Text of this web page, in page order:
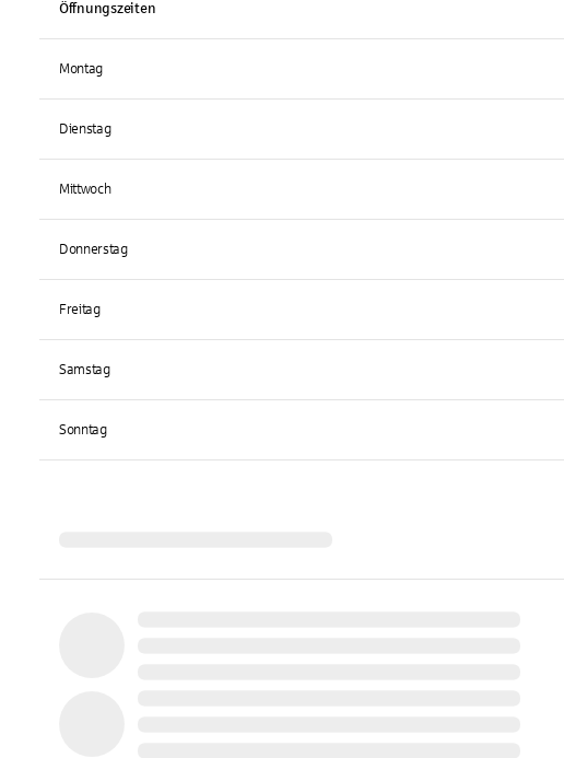
Öffnungszeiten
Montag
Dienstag
Mittwoch
Donnerstag
Freitag
Samstag
Sonntag